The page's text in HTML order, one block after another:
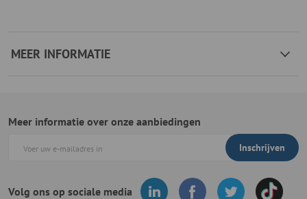
MEER INFORMATIE
Meer informatie over onze aanbiedingen
Inschrijven
Volg ons op sociale media